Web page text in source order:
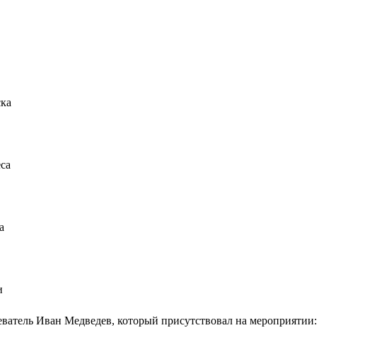
Иван Медведев, который присутствовал на мероприятии: